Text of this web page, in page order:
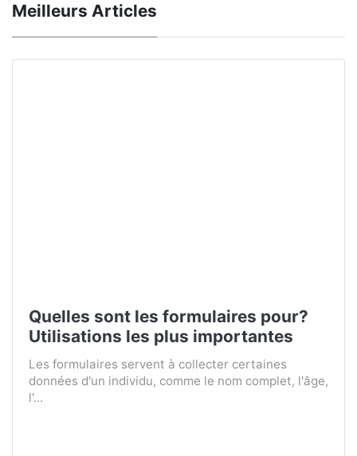
Meilleurs Articles
Quelles sont les formulaires pour?
Utilisations les plus importantes
Les formulaires servent à collecter certaines
données d'un individu, comme le nom complet, l'âge,
l'...